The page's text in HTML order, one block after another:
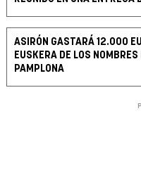
ASIRÓN GASTARÁ 12.000
EUSKERA DE LOS
PAMPLONA